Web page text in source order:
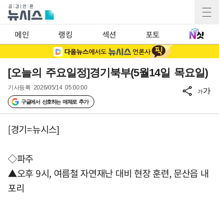
메인 랭킹 섹션 포토
[오늘의 주요일정]경기북부(5월14일 목요일)
기사등록 2026/05/14 05:00:00
구글에서 선호하는 매체로 추가
가가
[경기=뉴시스]
◇파주
▲오후 9시, 여름철 자연재난 대비 현장 훈련, 문산읍 내
포리